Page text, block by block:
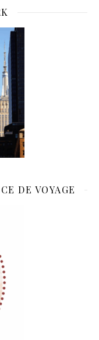
DE VOYAGE